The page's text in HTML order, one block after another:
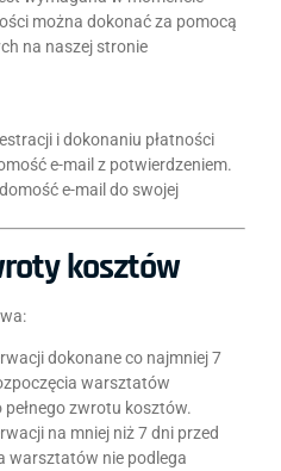
można dokonać za pomocą
na naszej stronie
i dokonaniu płatności
e-mail z potwierdzeniem.
e-mail do swojej
kosztów
dokonane co najmniej 7
warsztatów
pełnego zwrotu kosztów.
na mniej niż 7 dni przed
warsztatów nie podlega